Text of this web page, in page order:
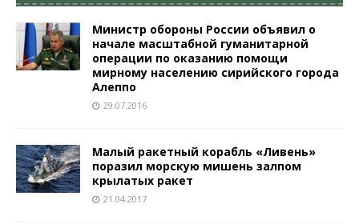
Министр обороны России объявил о
начале масштабной гуманитарной
операции по оказанию помощи
мирному населению сирийского города
Алеппо
29.07.2016
Малый ракетный корабль «Ливень»
поразил морскую мишень залпом
крылатых ракет
21.04.2017